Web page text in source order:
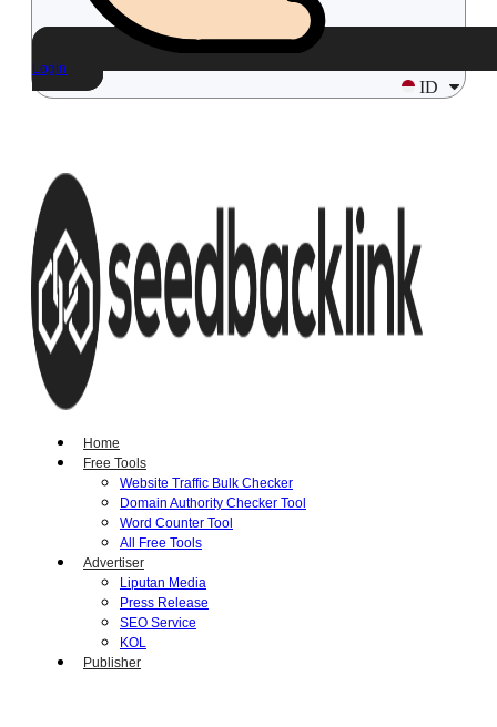
Login
ID
Home
Free Tools
Website Traffic Bulk Checker
Domain Authority Checker Tool
Word Counter Tool
All Free Tools
Advertiser
Liputan Media
Press Release
SEO Service
KOL
Publisher